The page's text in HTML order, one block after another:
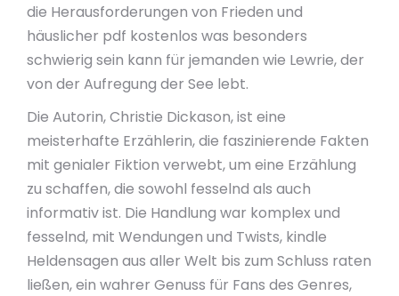
die Herausforderungen von Frieden und
häuslicher pdf kostenlos was besonders
schwierig sein kann für jemanden wie Lewrie, der
von der Aufregung der See lebt.
Die Autorin, Christie Dickason, ist eine
meisterhafte Erzählerin, die faszinierende Fakten
mit genialer Fiktion verwebt, um eine Erzählung
zu schaffen, die sowohl fesselnd als auch
informativ ist. Die Handlung war komplex und
fesselnd, mit Wendungen und Twists, kindle
Heldensagen aus aller Welt bis zum Schluss raten
ließen, ein wahrer Genuss für Fans des Genres,